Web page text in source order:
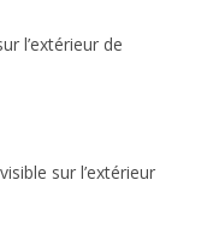
l’extérieur de
sur l’extérieur